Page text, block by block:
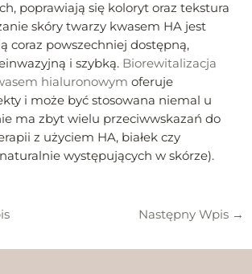
poprawiają się koloryt oraz tekstura
skóry twarzy kwasem HA jest
coraz powszechniej dostępną,
i szybką. Biorewitalizacja
hialuronowym oferuje
i może być stosowana niemal u
ma zbyt wielu przeciwwskazań do
z użyciem HA, białek czy
występujących w skórze).
Następny Wpis →